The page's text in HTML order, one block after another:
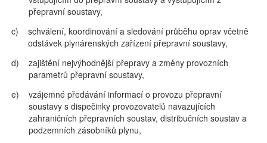
přepravní soustavy,
c)
schválení, koordinování a sledování průběhu oprav včetně
odstávek plynárenských zařízení přepravní soustavy,
d)
zajištění nejvýhodnější přepravy a změny provozních
parametrů přepravní soustavy,
e)
vzájemné předávání informací o provozu přepravní
soustavy s dispečinky provozovatelů navazujících
zahraničních přepravních soustav, distribučních soustav a
podzemních zásobníků plynu,